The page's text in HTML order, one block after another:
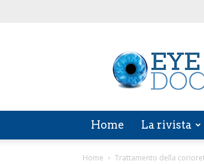
EYE
DOCTOR
Home La rivista
Home Trattamento della